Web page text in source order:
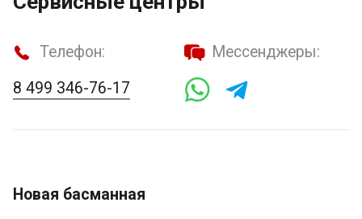
Телефон:
8 499 346-76-17
Мессенджеры:
Новая басманная